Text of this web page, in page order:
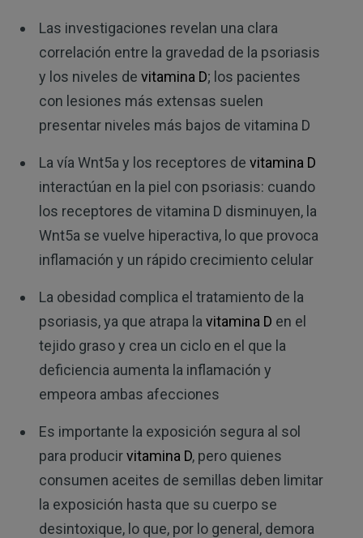
Las investigaciones revelan una clara
correlación entre la gravedad de la psoriasis
y los niveles de vitamina D; los pacientes
con lesiones más extensas suelen
presentar niveles más bajos de vitamina D
La vía Wnt5a y los receptores de vitamina D
interactúan en la piel con psoriasis: cuando
los receptores de vitamina D disminuyen, la
Wnt5a se vuelve hiperactiva, lo que provoca
inflamación y un rápido crecimiento celular
La obesidad complica el tratamiento de la
psoriasis, ya que atrapa la vitamina D en el
tejido graso y crea un ciclo en el que la
deficiencia aumenta la inflamación y
empeora ambas afecciones
Es importante la exposición segura al sol
para producirvitamina D, pero quienes
consumen aceites de semillas deben limitar
la exposición hasta que su cuerpo se
desintoxique, lo que, por lo general, demora